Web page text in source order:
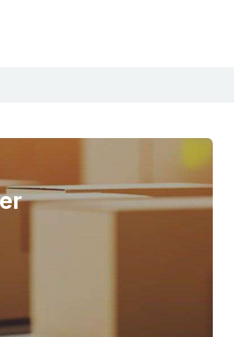
Void Folie,
andere Kombinationen aus
als